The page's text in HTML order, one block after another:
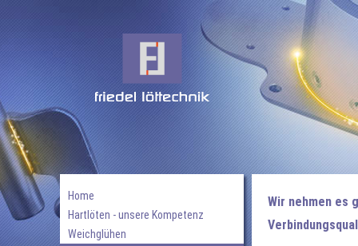
Home
Hartlöten - unsere Kompetenz
Weichglühen
Wir nehmen es